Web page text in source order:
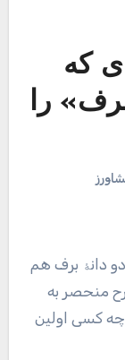
که
را
منحصر به
چه کسی اولین